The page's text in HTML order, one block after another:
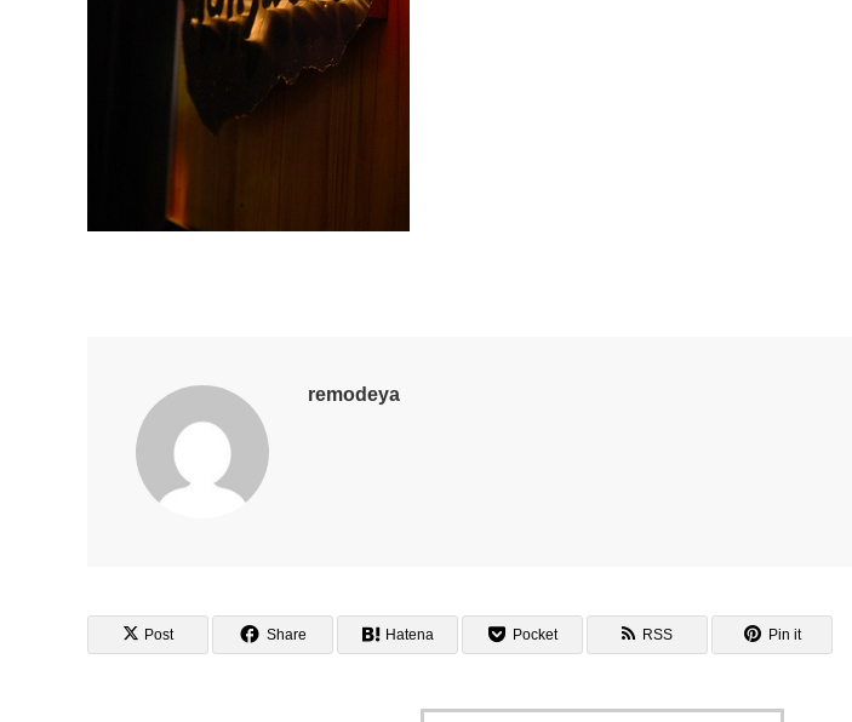
remodeya
Post Share Hatena Pocket RSS Pin it